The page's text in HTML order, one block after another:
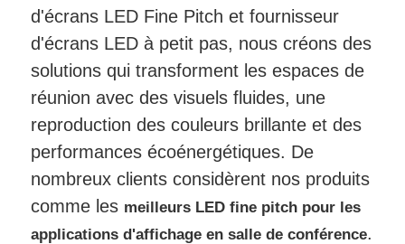
d'écrans LED Fine Pitch et fournisseur
d'écrans LED à petit pas, nous créons des
solutions qui transforment les espaces de
réunion avec des visuels fluides, une
reproduction des couleurs brillante et des
performances écoénergétiques. De
nombreux clients considèrent nos produits
comme les meilleurs LED fine pitch pour les
applications d'affichage en salle de conférence.